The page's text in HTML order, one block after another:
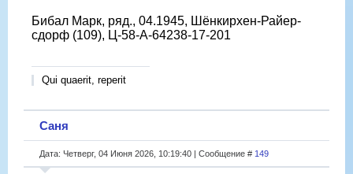
Бибал Марк, ряд., 04.1945, Шёнкирхен-Райер-
сдорф (109), Ц-58-A-64238-17-201
Qui quaerit, reperit
Саня
Дата: Четверг, 04 Июня 2026, 10:19:40 | Сообщение # 149